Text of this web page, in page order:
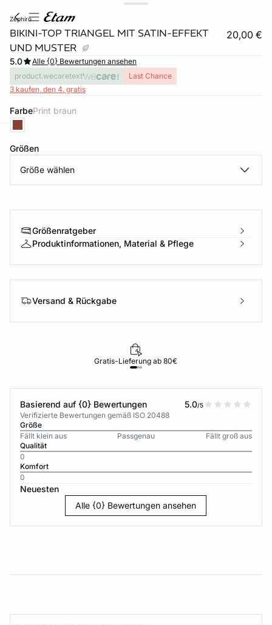
zephiro
BIKINI-TOP TRIANGEL MIT SATIN-EFFEKT
UND MUSTER
20,00 €
5.0
Alle {0} Bewertungen ansehen
product.wecaretext
Last Chance
3 kaufen, den 4. gratis
Farbe print braun
Größen
Größe wählen
Größenratgeber
Produktinformationen, Material & Pflege
Versand & Rückgabe
Gratis-Lieferung ab 80€
Basierend auf {0} Bewertungen 5.0/5
Verifizierte Bewertungen gemäß ISO 20488
Größe
Fällt klein aus
Passgenau
Fällt groß aus
Qualität
0
Komfort
0
Neuesten
Alle {0} Bewertungen ansehen